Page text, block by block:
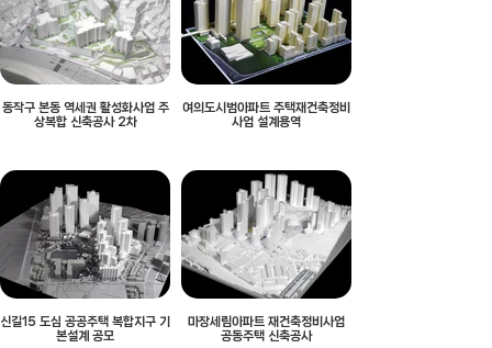
동작구 본동 역세권 활성화사업 주
상복합 신축공사 2차
여의도시범아파트 주택재건축정비
사업 설계용역
신길15 도심 공공주택 복합지구 기
본설계 공모
마장세림아파트 재건축정비사업
공동주택 신축공사